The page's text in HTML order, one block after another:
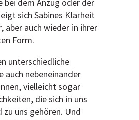
bei dem Anzug oder der
sich Sabines Klarheit
aber auch wieder in ihrer
Form.
unterschiedliche
auch nebeneinander
vielleicht sogar
die sich in uns
zu uns gehören. Und